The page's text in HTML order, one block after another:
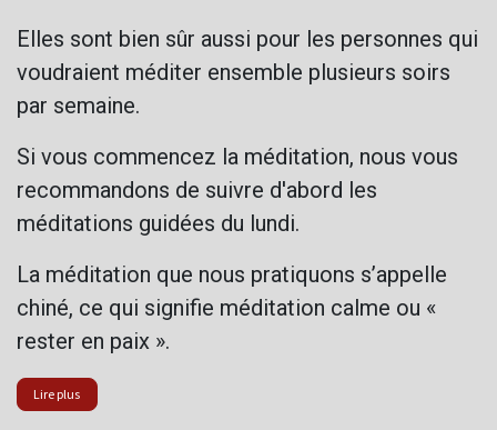
Elles sont bien sûr aussi pour les personnes qui
voudraient méditer ensemble plusieurs soirs
par semaine.
Si vous commencez la méditation, nous vous
recommandons de suivre d'abord les
méditations guidées du lundi.
La méditation que nous pratiquons s’appelle
chiné, ce qui signifie méditation calme ou «
rester en paix ».
Lire plus